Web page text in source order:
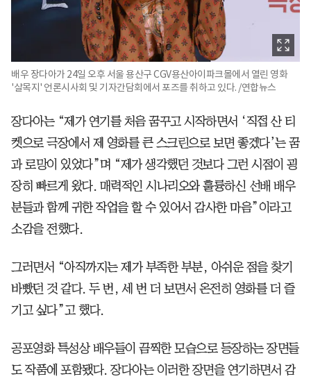
배우 장다아가 24일 오후 서울 용산구 CGV용산아이파크몰에서 열린 영화
'살목지' 언론시사회 및 기자간담회에서 포즈를 취하고 있다. /연합뉴스
장다아는 “제가 연기를 처음 꿈꾸고 시작하면서 ‘직접 산 티
켓으로 극장에서 제 영화를 큰 스크린으로 보면 좋겠다’는 꿈
과 로망이 있었다”며 “제가 생각했던 것보다 그런 시점이 굉
장히 빠르게 왔다. 매력적인 시나리오와 훌륭하신 선배 배우
분들과 함께 귀한 작업을 할 수 있어서 감사한 마음”이라고
소감을 전했다.
그러면서 “아직까지는 제가 부족한 부분, 아쉬운 점을 찾기
바빴던 것 같다. 두 번, 세 번 더 보면서 온전히 영화를 더 즐
기고 싶다”고 했다.
공포영화 특성상 배우들이 끔찍한 모습으로 등장하는 장면들
도 작품에 포함됐다. 장다아는 이러한 장면을 연기하면서 감